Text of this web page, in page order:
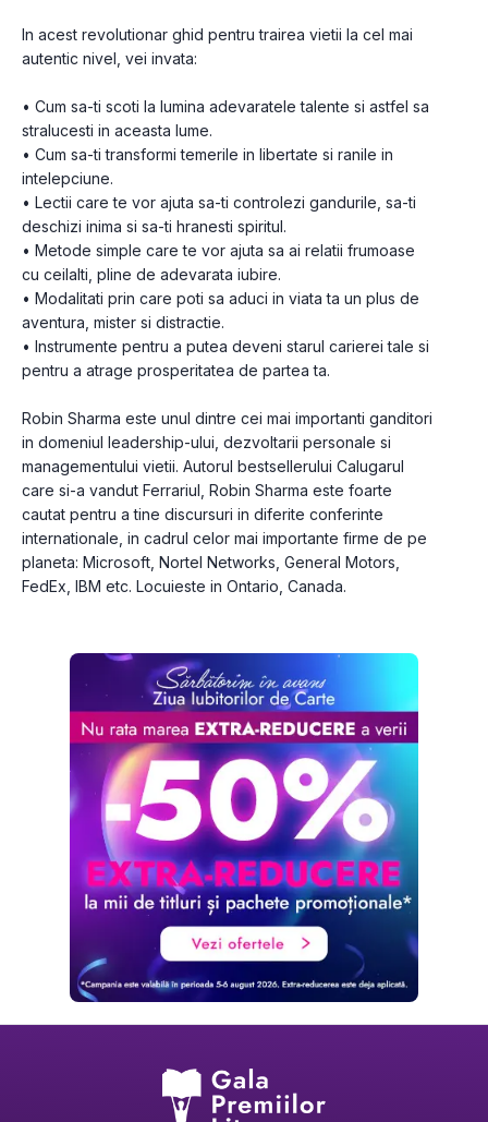
In acest revolutionar ghid pentru trairea vietii la cel mai
autentic nivel, vei invata:
• Cum sa-ti scoti la lumina adevaratele talente si astfel sa
stralucesti in aceasta lume.
• Cum sa-ti transformi temerile in libertate si ranile in
intelepciune.
• Lectii care te vor ajuta sa-ti controlezi gandurile, sa-ti
deschizi inima si sa-ti hranesti spiritul.
• Metode simple care te vor ajuta sa ai relatii frumoase
cu ceilalti, pline de adevarata iubire.
• Modalitati prin care poti sa aduci in viata ta un plus de
aventura, mister si distractie.
• lnstrumente pentru a putea deveni starul carierei tale si
pentru a atrage prosperitatea de partea ta.
Robin Sharma este unul dintre cei mai importanti ganditori
in domeniul lea­dership-ului, dezvoltarii personale si
managementului vietii. Autorul bestsellerului Calugarul
care si-a vandut Ferrariul, Robin Sharma este foarte
cautat pentru a tine discursuri in dife­rite conferinte
internationale, in cadrul celor mai importante firme de pe
pla­ne­ta: Microsoft, Nortel Networks, Gene­ral Motors,
FedEx, IBM etc. Locuieste in Ontario, Canada.